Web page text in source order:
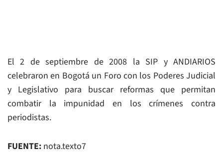
El 2 de septiembre de 2008 la SIP y ANDIARIOS
celebraron en Bogotá un Foro con los Poderes Judicial
y Legislativo para buscar reformas que permitan
combatir la impunidad en los crímenes contra
periodistas.
FUENTE: nota.texto7